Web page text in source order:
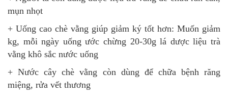
mụn nhọt
+ Uống cao chè vằng giúp giảm ký tốt hơn: Muốn giảm
kg, mỗi ngày uống ước chừng 20-30g lá dược liệu trà
vằng khô sắc nước uống
+ Nước cây chè vằng còn dùng để chữa bệnh răng
miệng, rửa vết thương